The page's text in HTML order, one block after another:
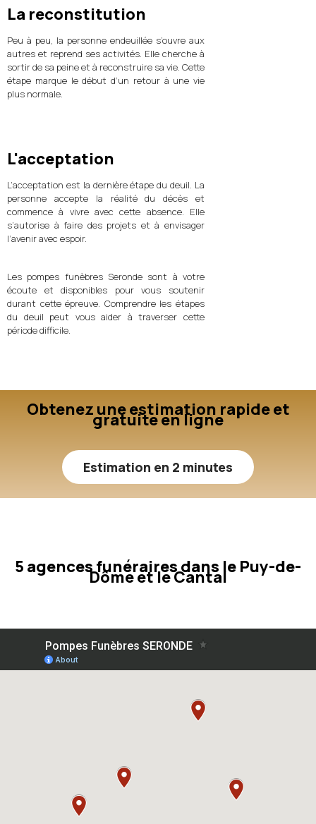
La reconstitution
Peu à peu, la personne endeuillée s’ouvre aux
autres et reprend ses activités. Elle cherche à
sortir de sa peine et à reconstruire sa vie. Cette
étape marque le début d’un retour à une vie
plus normale.
L'acceptation
L’acceptation est la dernière étape du deuil. La
personne accepte la réalité du décès et
commence à vivre avec cette absence. Elle
s’autorise à faire des projets et à envisager
l’avenir avec espoir.
Les pompes funèbres Seronde sont à votre
écoute et disponibles pour vous soutenir
durant cette épreuve. Comprendre les étapes
du deuil peut vous aider à traverser cette
période difficile.
Obtenez une estimation rapide et
gratuite en ligne
Estimation en 2 minutes
5 agences funéraires dans le Puy-de-
Dôme et le Cantal